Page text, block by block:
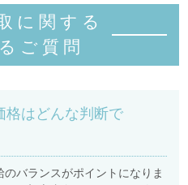
に関する
ご質 問
格はどんな判断で
バランスがポイントになりま